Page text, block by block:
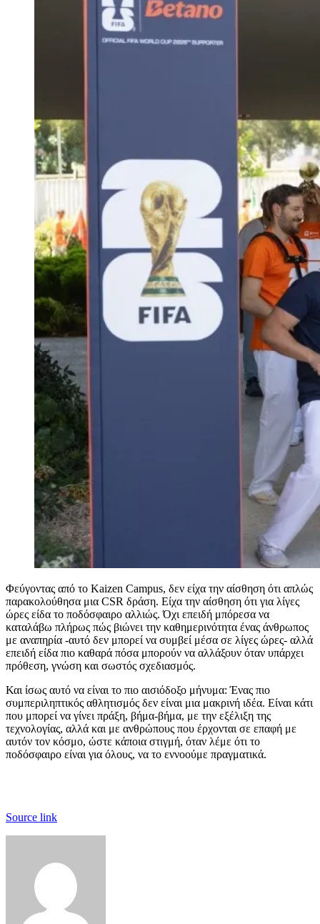
Φεύγοντας από το Kaizen Campus, δεν είχα την αίσθηση ότι απλώς
παρακολούθησα μια CSR δράση. Είχα την αίσθηση ότι για λίγες
ώρες είδα το ποδόσφαιρο αλλιώς. Όχι επειδή μπόρεσα να
καταλάβω πλήρως πώς βιώνει την καθημερινότητα ένας άνθρωπος
με αναπηρία -αυτό δεν μπορεί να συμβεί μέσα σε λίγες ώρες- αλλά
επειδή είδα πιο καθαρά πόσα μπορούν να αλλάξουν όταν υπάρχει
πρόθεση, γνώση και σωστός σχεδιασμός.
Και ίσως αυτό να είναι το πιο αισιόδοξο μήνυμα: Ένας πιο
συμπεριληπτικός αθλητισμός δεν είναι μια μακρινή ιδέα. Είναι κάτι
που μπορεί να γίνει πράξη, βήμα-βήμα, με την εξέλιξη της
τεχνολογίας, αλλά και με ανθρώπους που έρχονται σε επαφή με
αυτόν τον κόσμο, ώστε κάποια στιγμή, όταν λέμε ότι το
ποδόσφαιρο είναι για όλους, να το εννοούμε πραγματικά.
Source link